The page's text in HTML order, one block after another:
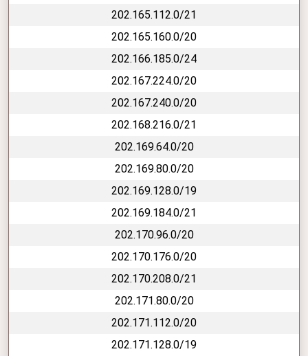
202.165.112.0/21
202.165.160.0/20
202.166.185.0/24
202.167.224.0/20
202.167.240.0/20
202.168.216.0/21
202.169.64.0/20
202.169.80.0/20
202.169.128.0/19
202.169.184.0/21
202.170.96.0/20
202.170.176.0/20
202.170.208.0/21
202.171.80.0/20
202.171.112.0/20
202.171.128.0/19